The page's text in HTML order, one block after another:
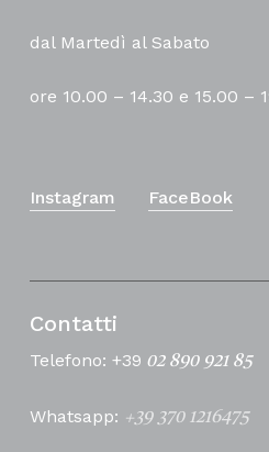
dal Martedì al Sabato
ore 10.00 – 14.30 e 15.00 –
Instagram FaceBook
Contatti
Telefono: +39 02 890 921 85
Whatsapp: +39 370 1216475